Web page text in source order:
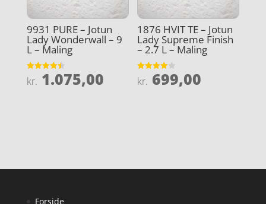
9931 PURE – Jotun
Lady Wonderwall – 9
L – Maling
Vurderet
4.5
kr. 1.075,00
1876 HVIT TE – Jotun
Lady Supreme Finish
– 2.7 L – Maling
Vurderet
4
kr. 699,00
Forside